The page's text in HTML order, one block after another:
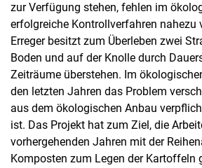
zur Verfügung stehen, fehlen im
erfolgreiche Kontrollver­fahren nahezu
Erreger besitzt zum Überleben zwei
Boden und auf der Knolle durch
Zeiträume überste­hen. Im
den letzten Jahren das Problem
aus dem ökologischen Anbau
ist. Das Projekt hat zum Ziel, die
vorhergehenden Jahren mit der
Komposten zum Legen der Kartoffeln